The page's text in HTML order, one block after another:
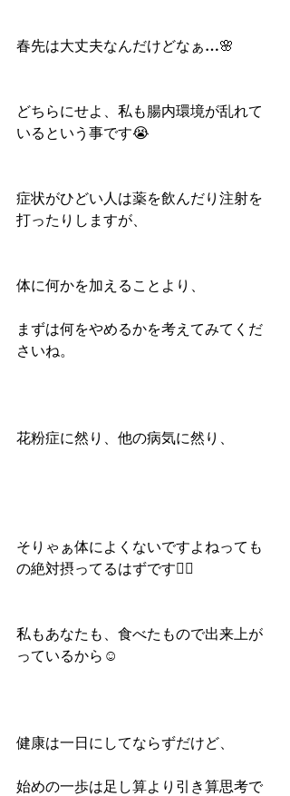
春先は大丈夫なんだけどなぁ…🌸
どちらにせよ、私も腸内環境が乱れて
いるという事です😭
症状がひどい人は薬を飲んだり注射を
打ったりしますが、
体に何かを加えることより、
まずは何をやめるかを考えてみてくだ
さいね。
花粉症に然り、他の病気に然り、
そりゃぁ体によくないですよねっても
の絶対摂ってるはずです🙅‍♀️
私もあなたも、食べたもので出来上が
っているから☺️
健康は一日にしてならずだけど、
始めの一歩は足し算より引き算思考で